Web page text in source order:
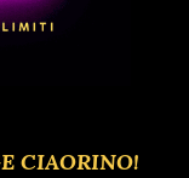
CIAORINO!